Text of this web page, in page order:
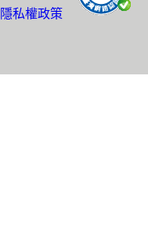
隱私權政策